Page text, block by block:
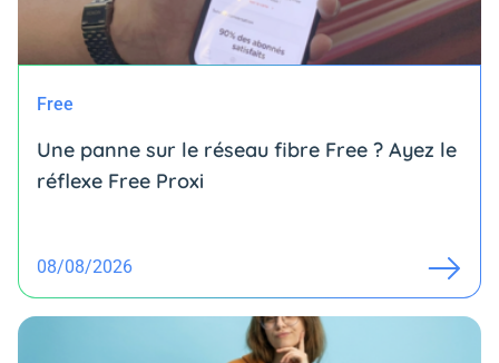
Free
Une panne sur le réseau fibre Free ? Ayez le
réflexe Free Proxi
08/08/2026